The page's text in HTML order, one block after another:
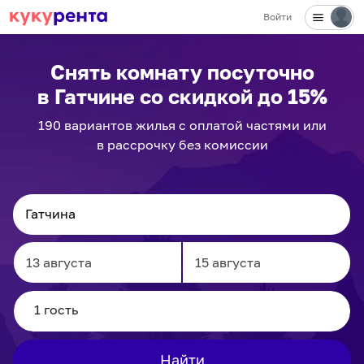
Войти
Снять комнату посуточно
в Гатчине со скидкой до 15%
190 вариантовжилья с оплатой частями или
в рассрочку без комиссии
Navigate
forward
to
interact
Navigate
to
interact
Найти
✕